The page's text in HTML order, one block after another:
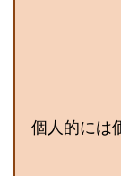
個人的には